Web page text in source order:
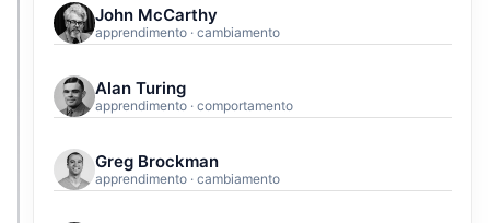
John McCarthy
apprendimento · cambiamento
Alan Turing
apprendimento · comportamento
Greg Brockman
apprendimento · cambiamento